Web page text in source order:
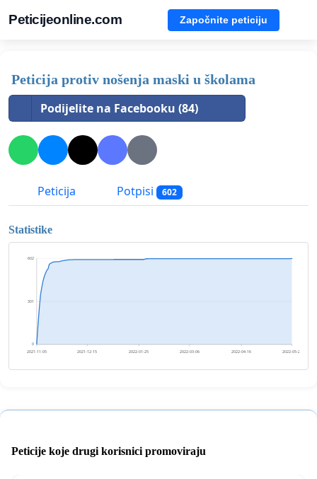
Peticijeonline.com Započnite peticiju
Peticija protiv nošenja maski u školama
Podijelite na Facebooku (84)
Peticija Potpisi 602
Statistike
0
301
602
2021-11-05 2021-12-15 2022-01-25 2022-03-06 2022-04-16 2022-05-26
Peticije koje drugi korisnici promoviraju